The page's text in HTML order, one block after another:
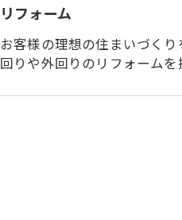
リフォーム
お客様の理想の住まいづく
回りや外回りのリフォームを